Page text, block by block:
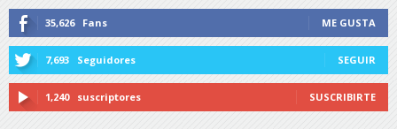
35,626 Fans ME GUSTA
7,693 Seguidores SEGUIR
1,240 suscriptores SUSCRIBIRTE